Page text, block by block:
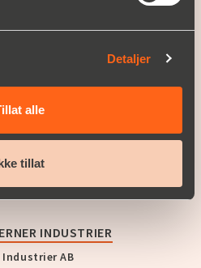
Detaljer
alle
tillat
OSS
INDUSTRIER
Industrier AB